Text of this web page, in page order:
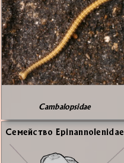
Cambalopsidae
Се­мей­ство Epinannolenidae